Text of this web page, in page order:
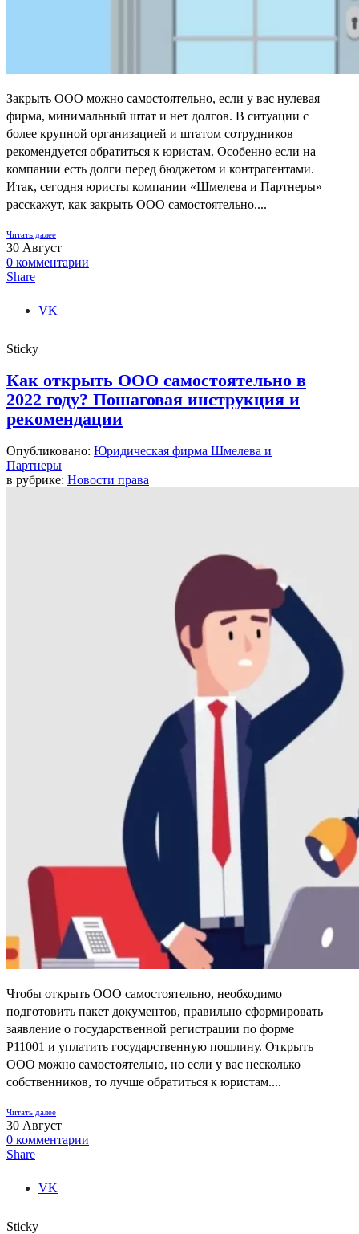
Закрыть ООО можно самостоятельно, если у вас нулевая
фирма, минимальный штат и нет долгов. В ситуации с
более крупной организацией и штатом сотрудников
рекомендуется обратиться к юристам. Особенно если на
компании есть долги перед бюджетом и контрагентами.
Итак, сегодня юристы компании «Шмелева и Партнеры»
расскажут, как закрыть ООО самостоятельно....
Читать далее
30 Август
0 комментарии
Share
VK
Sticky
Как открыть ООО самостоятельно в
2022 году? Пошаговая инструкция и
рекомендации
Опубликовано: Юридическая фирма Шмелева и
Партнеры
в рубрике: Новости права
Чтобы открыть ООО самостоятельно, необходимо
подготовить пакет документов, правильно сформировать
заявление о государственной регистрации по форме
Р11001 и уплатить государственную пошлину. Открыть
ООО можно самостоятельно, но если у вас несколько
собственников, то лучше обратиться к юристам....
Читать далее
30 Август
0 комментарии
Share
VK
Sticky